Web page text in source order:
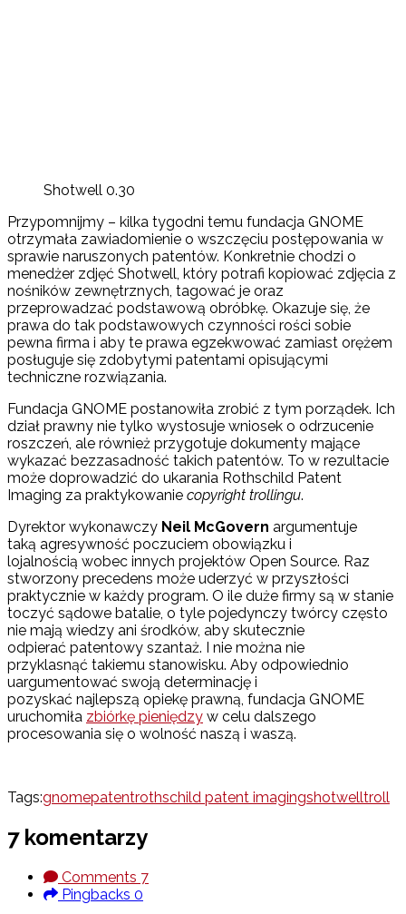
Shotwell 0.30
Przypomnijmy – kilka tygodni temu fundacja GNOME
otrzymała zawiadomienie o wszczęciu postępowania w
sprawie naruszonych patentów. Konkretnie chodzi o
menedżer zdjęć Shotwell, który potrafi kopiować zdjęcia z
nośników zewnętrznych, tagować je oraz
przeprowadzać podstawową obróbkę. Okazuje się, że
prawa do tak podstawowych czynności rości sobie
pewna firma i aby te prawa egzekwować zamiast orężem
posługuje się zdobytymi patentami opisującymi
techniczne rozwiązania.
Fundacja GNOME postanowiła zrobić z tym porządek. Ich
dział prawny nie tylko wystosuje wniosek o odrzucenie
roszczeń, ale również przygotuje dokumenty mające
wykazać bezzasadność takich patentów. To w rezultacie
może doprowadzić do ukarania Rothschild Patent
Imaging za praktykowanie copyright trollingu.
Dyrektor wykonawczy Neil McGovern argumentuje
taką agresywność poczuciem obowiązku i
lojalnością wobec innych projektów Open Source. Raz
stworzony precedens może uderzyć w przyszłości
praktycznie w każdy program. O ile duże firmy są w stanie
toczyć sądowe batalie, o tyle pojedynczy twórcy często
nie mają wiedzy ani środków, aby skutecznie
odpierać patentowy szantaż. I nie można nie
przyklasnąć takiemu stanowisku. Aby odpowiednio
uargumentować swoją determinację i
pozyskać najlepszą opiekę prawną, fundacja GNOME
uruchomiła zbiórkę pieniędzy w celu dalszego
procesowania się o wolność naszą i waszą.
Tags:gnomepatentrothschild patent imagingshotwelltroll
7 komentarzy
Comments 7
Pingbacks 0